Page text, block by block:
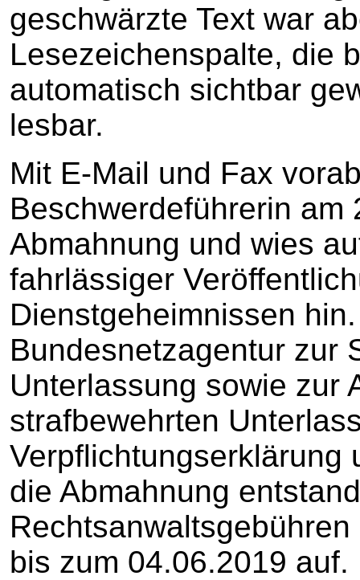
geschwärzte Text war
Lesezeichenspalte, die
automatisch sichtbar
lesbar.
Mit E-Mail und Fax
Beschwerdeführerin am
Abmahnung und wies
fahrlässiger
Dienstgeheimnissen
Bundesnetzagentur zur
Unterlassung sowie zur
strafbewehrten
Verpflichtungserklärung
die Abmahnung
bis zum 04.06.2019 auf.